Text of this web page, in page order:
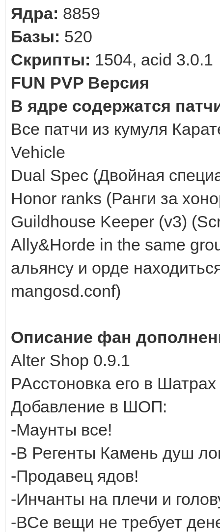
Ядра: 8859
Базы: 520
Скрипты: 1504, acid 3.0.1
FUN PVP Версия
В ядре содержатся
Все патчи из кумуля
Vehicle
Dual Spec (Двойная
Honor ranks (Ранги за
Guildhouse Keeper (v3)
Ally&Horde in the same
альянсу и орде
mangosd.conf)
Описание фан
Alter Shop 0.9.1
РАсстоновка его в Шатрах
Добавление в ШОП:
-Маунты все!
-В Регенты Камень душ
-Продавец ядов!
-Инчанты на плечи и
-ВСе вещи не требует